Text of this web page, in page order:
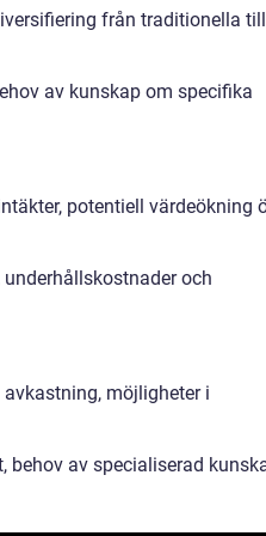
från traditionella
av kunskap om specifika
potentiell värdeökning
och
möjligheter i
behov av specialiserad